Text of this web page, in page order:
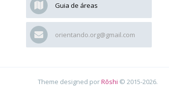
Guia de áreas
orientando.org@gmail.com
Theme designed porRōshi © 2015-2026.